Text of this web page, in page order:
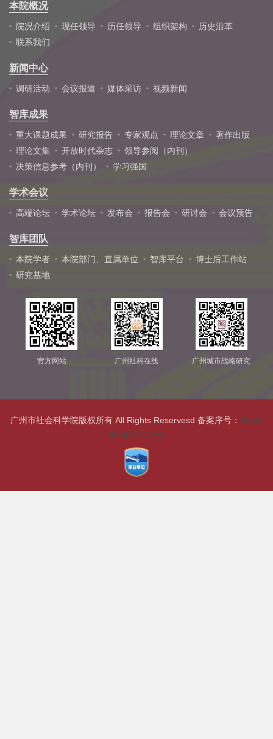
本院概况
院况介绍 现任领导 历任领导 组织架构
历史沿革
联系我们
新闻中心
调研活动 会议报道 媒体采访 视频新闻
智库成果
重大课题成果 研究报告 专家观点 理论文章
著作出版
理论文集
开放时代杂志
领导参阅（内刊）
决策信息参考（内刊）
学习强国
学术会议
高端论坛 学术论坛 发布会 报告会 研讨会 会议预告
智库团队
本院学者 本院部门、直属单位 智库平台
博士后工作站
研究基地
官方网站 广州社科在线 广州城市战略研究
广州市社会科学院版权所有 All Rights Reservesd 备案序号： 粤ICP
备05087679号